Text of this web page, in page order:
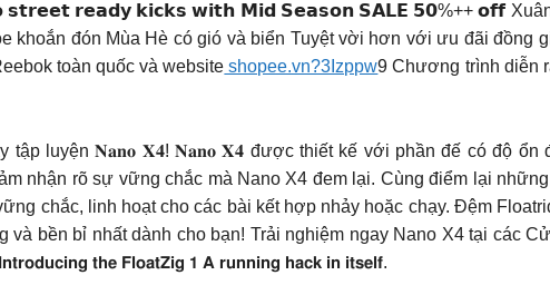
𝗿𝗲𝗮𝗱𝘆 𝗸𝗶𝗰𝗸𝘀 𝘄𝗶𝘁𝗵 𝗠𝗶𝗱 𝗦𝗲𝗮𝘀𝗼𝗻 𝗦𝗔𝗟𝗘 𝟱𝟬%++ 𝗼𝗳𝗳 Xuân
khoắn đón Mùa Hè có gió và biển Tuyệt vời hơn với ưu đãi
toàn quốc và website shopee.vn?3Izppw9 Chương trình diễn
tập luyện 𝐍𝐚𝐧𝐨 𝐗𝟒! 𝐍𝐚𝐧𝐨 𝐗𝟒 được thiết kế với phần đế có độ
nhận rõ sự vững chắc mà Nano X4 đem lại. Cùng điểm lại
chắc, linh hoạt cho các bài kết hợp nhảy hoặc chạy. Đệm
và bền bỉ nhất dành cho bạn! Trải nghiệm ngay Nano X4 tại các
𝘁𝗵𝗲 𝗙𝗹𝗼𝗮𝘁𝗭𝗶𝗴 𝟭 𝗔 𝗿𝘂𝗻𝗻𝗶𝗻𝗴 𝗵𝗮𝗰𝗸 𝗶𝗻 𝗶𝘁𝘀𝗲𝗹𝗳.